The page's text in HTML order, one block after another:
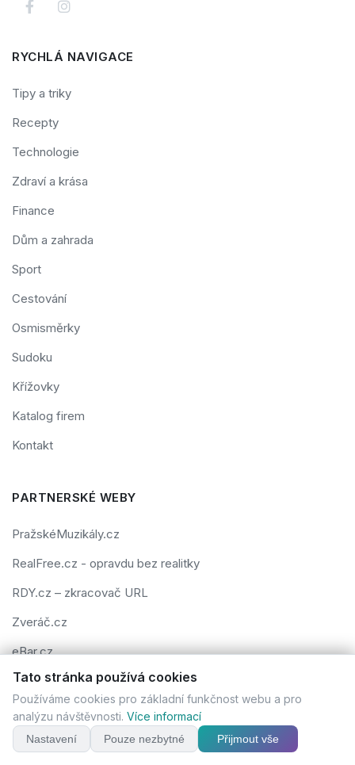
RYCHLÁ NAVIGACE
Tipy a triky
Recepty
Technologie
Zdraví a krása
Finance
Dům a zahrada
Sport
Cestování
Osmisměrky
Sudoku
Křížovky
Katalog firem
Kontakt
PARTNERSKÉ WEBY
PražskéMuzikály.cz
RealFree.cz - opravdu bez realitky
RDY.cz – zkracovač URL
Zveráč.cz
eBar.cz
Mobilní-kadeřnictví.cz
i-DIVADLO.eu
Tipy-na-dárek.cz
Tato stránka používá cookies
Používáme cookies pro základní funkčnost webu a pro
analýzu návštěvnosti. Více informací
Nastavení Pouze nezbytné Přijmout vše